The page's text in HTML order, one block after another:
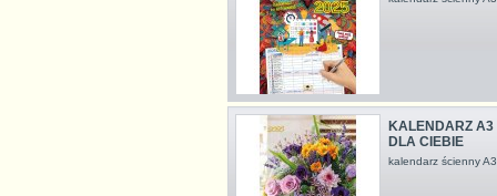
KALENDARZ A3
DLA CIEBIE
kalendarz ścienny